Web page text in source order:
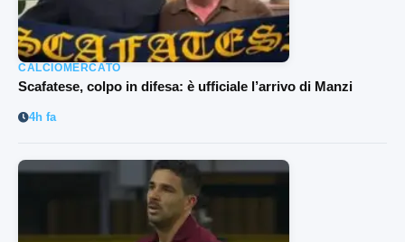
CALCIOMERCATO
Scafatese, colpo in difesa: è ufficiale l’arrivo di Manzi
4h fa